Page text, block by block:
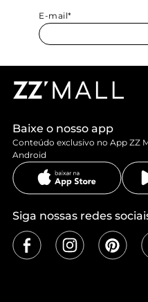
E-mail*
Baixe o nosso app
Conteúdo exclusivo no App ZZ
Android
Siga nossas redes